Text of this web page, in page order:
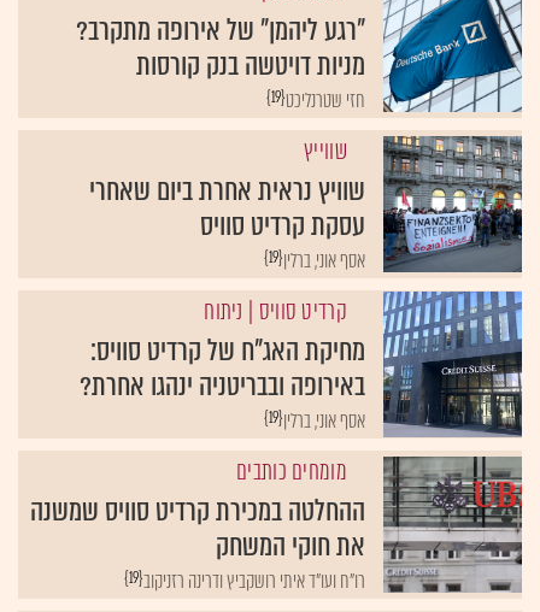
"רגע ליהמן" של אירופה מתקרב?
מניות דויטשה בנק קורסות
{19}חזי שטרנליכט
שווייץ
שוויץ נראית אחרת ביום שאחרי
עסקת קרדיט סוויס
{19}אסף אוני, ברלין
קרדיט סוויס | ניתוח
מחיקת האג"ח של קרדיט סוויס:
באירופה ובבריטניה ינהגו אחרת?
{19}אסף אוני, ברלין
מומחים כותבים
ההחלטה במכירת קרדיט סוויס שמשנה
את חוקי המשחק
{19}רו"ח ועו"ד איתי רושקביץ ודרינה רזניקוב